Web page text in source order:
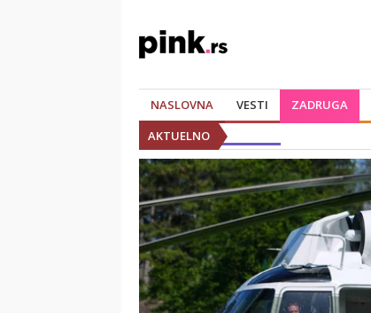
NASLOVNA VESTI ZADRUGA
AKTUELNO